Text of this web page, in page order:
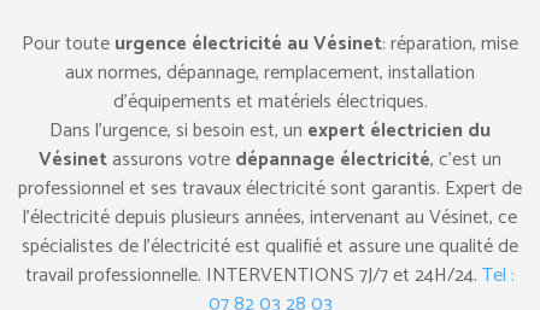
Pour touteurgence électricité au Vésinet: réparation, mise
aux normes, dépannage, remplacement, installation
d’équipements et matériels électriques.
Dans l’urgence, si besoin est, un expert électricien du
Vésinetassurons votredépannage électricité, c’est un
professionnel et ses travaux électricité sont garantis. Expert de
l’électricité depuis plusieurs années, intervenant au Vésinet, ce
spécialistes de l’électricité est qualifié et assure une qualité de
travail professionnelle. INTERVENTIONS 7J/7 et 24H/24.Tel :